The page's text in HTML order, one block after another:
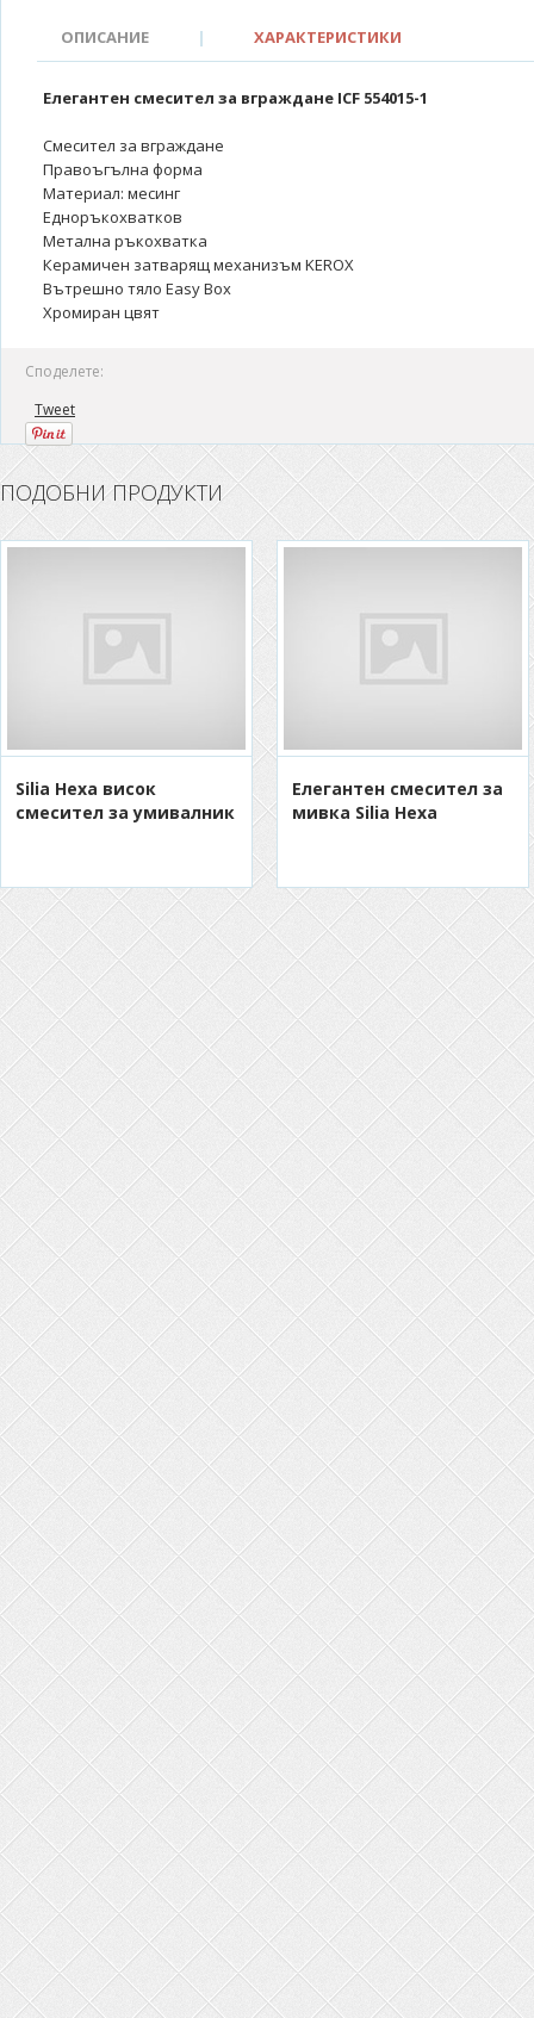
ОПИСАНИЕ | ХАРАКТЕРИСТИКИ
Елегантен смесител за вграждане ICF 554015-1
Смесител за вграждане
Правоъгълна форма
Материал: месинг
Едноръкохватков
Метална ръкохватка
Керамичен затварящ механизъм KEROX
Вътрешно тяло Easy Box
Хромиран цвят
Споделете:
Tweet
ПОДОБНИ ПРОДУКТИ
Silia Hexa висок
смесител за умивалник
Eлегантен смесител за
мивка Silia Hexa